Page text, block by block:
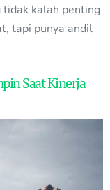
tidak kalah penting
tapi punya andil
Saat Kinerja